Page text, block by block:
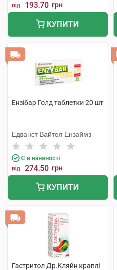
від 193.70 грн
КУПИТИ
Ензібар Голд таблетки 20 шт
Едванст Вайтел Ензаймз
Є в наявності
від 274.50 грн
КУПИТИ
Гастритол Др.Кляйн краплі